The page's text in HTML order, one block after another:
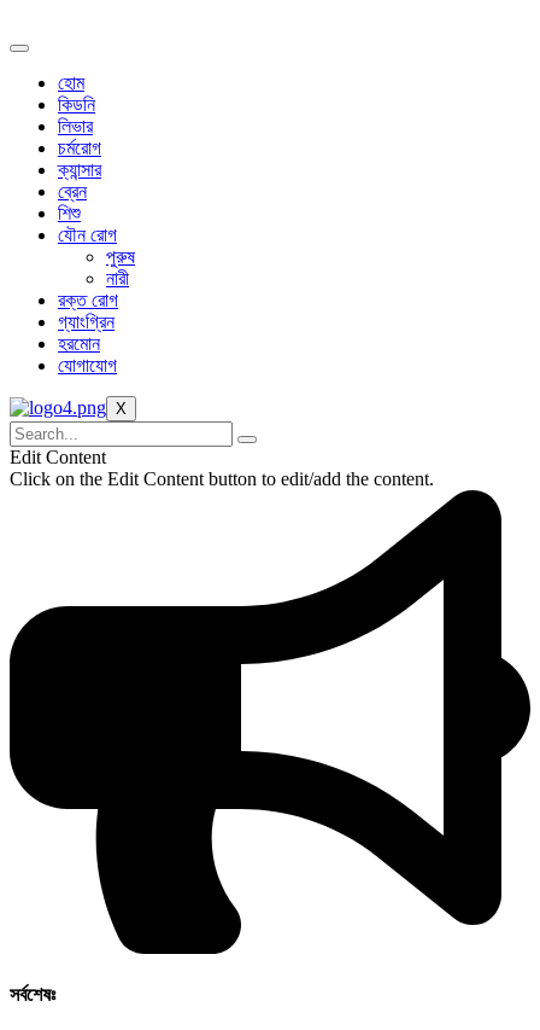
to
হোম
কিডনি
লিভার
চর্মরোগ
ক্যান্সার
ব্রেন
শিশু
যৌন রোগ
পুরুষ
নারী
রক্ত রোগ
গ্যাংগ্রিন
হরমোন
যোগাযোগ
X
Edit Content
Click on the Edit Content button to edit/add the content.
সর্বশেষঃ